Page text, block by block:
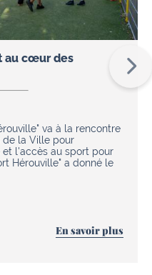
au cœur des
va à la rencontre
de la Ville pour
l'accès au sport pour
Hérouville" a donné le
En savoir plus